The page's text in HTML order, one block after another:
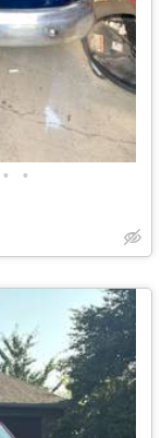
• •